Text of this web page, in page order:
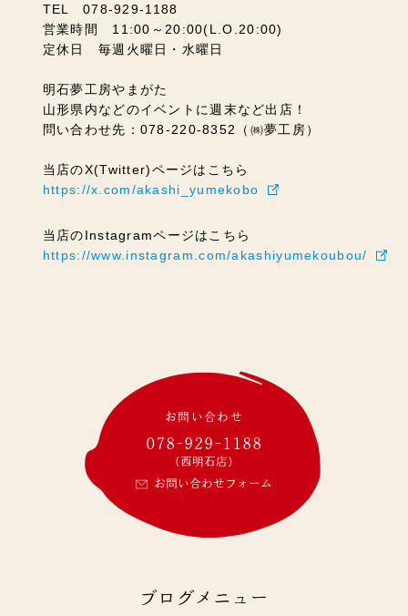
TEL 078-929-1188
営業時間 11:00～20:00(L.O.20:00)
定休日 毎週火曜日・水曜日
明石夢工房やまがた
山形県内などのイベントに週末など出店！
問い合わせ先：078-220-8352（㈱夢工房）
当店のX(Twitter)ページはこちら
https://x.com/akashi_yumekobo
当店のInstagramページはこちら
https://www.instagram.com/akashiyumekoubou/
お問い合わせ
078-929-1188
(西明石店)
お問い合わせフォーム
ブログメニュー